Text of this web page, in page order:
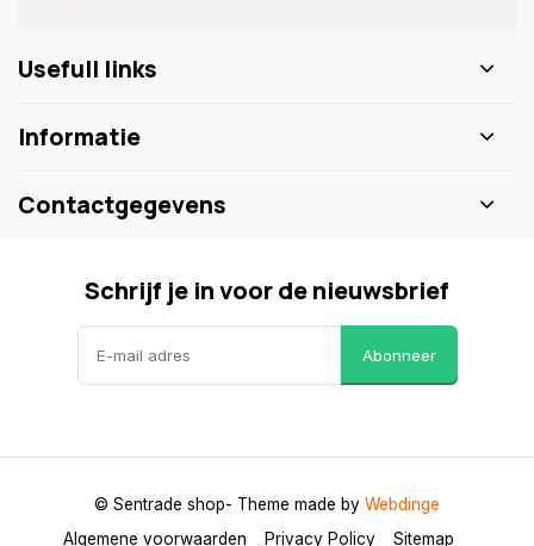
Usefull links
Informatie
Contactgegevens
Schrijf je in voor de nieuwsbrief
Abonneer
Algemene voorwaarden Privacy Policy Sitemap
© Sentrade shop- Theme made by Webdinge